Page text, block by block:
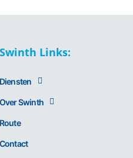
Swinth Links:
Diensten
Over Swinth
Route
Contact